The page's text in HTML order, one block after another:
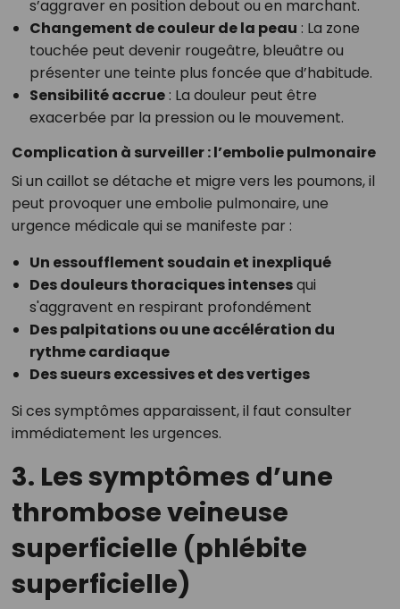
s’aggraver en position debout ou en marchant.
Changement de couleur de la peau : La zone
touchée peut devenir rougeâtre, bleuâtre ou
présenter une teinte plus foncée que d’habitude.
Sensibilité accrue: La douleur peut être
exacerbée par la pression ou le mouvement.
Complication à surveiller : l’embolie pulmonaire
Si un caillot se détache et migre vers les poumons, il
peut provoquer une embolie pulmonaire, une
urgence médicale qui se manifeste par :
Un essoufflement soudain et inexpliqué
Des douleurs thoraciques intensesqui
s'aggravent en respirant profondément
Des palpitations ou une accélération du
rythme cardiaque
Des sueurs excessives et des vertiges
Si ces symptômes apparaissent, il faut consulter
immédiatement les urgences.
3. Les symptômes d’une
thrombose veineuse
superficielle (phlébite
superficielle)